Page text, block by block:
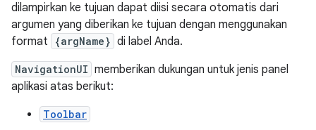
dilampirkan ke tujuan dapat diisi secara otomatis dari
argumen yang diberikan ke tujuan dengan menggunakan
format
{argName} di label Anda.
NavigationUI memberikan dukungan untuk jenis panel
aplikasi atas berikut:
Toolbar